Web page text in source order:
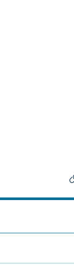
الإلكتروني